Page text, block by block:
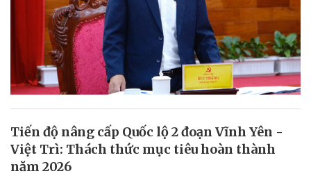
Tiến độ nâng cấp Quốc lộ 2 đoạn Vĩnh Yên -
Việt Trì: Thách thức mục tiêu hoàn thành
năm 2026